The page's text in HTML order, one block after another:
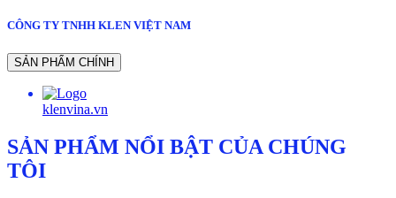
CÔNG TY TNHH KLEN VIỆT NAM
Header
button
label:SẢN
PHẨM
CHÍNH
SẢN PHẨM CHÍNH
klenvina.vn
SẢN PHẨM NỔI BẬT CỦA CHÚNG
TÔI